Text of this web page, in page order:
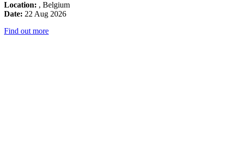
Location: , Belgium
Date: 22 Aug 2026
Find out more